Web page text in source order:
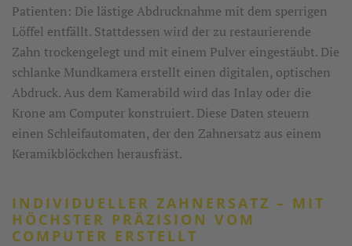
Patienten: Die lästige Abdrucknahme mit dem sperrigen
Löffel entfällt. Stattdessen wird der zu restaurierende
Zahn trockengelegt und mit einem Pulver eingestäubt. Die
schlanke Mundkamera erstellt einen digitalen, optischen
Abdruck. Aus dem Kamerabild wird das Inlay oder die
Krone am Computer konstruiert. Diese Daten steuern
einen Schleifautomaten, der den Zahnersatz aus einem
Keramikblöckchen herausfräst.
INDIVIDUELLER ZAHNERSATZ – MIT
HÖCHSTER PRÄZISION VOM
COMPUTER ERSTELLT